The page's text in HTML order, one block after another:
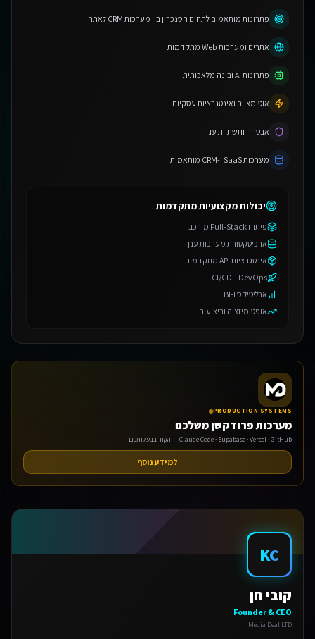
פתרונות מותאמים לתחום הסנכרון בין מערכות CRM לאתר
אתרים ומערכות Web מתקדמות
פתרונות AI ובינה מלאכותית
אוטומציות ואינטגרציות עסקיות
אבטחה ותשתיות ענן
מערכות SaaS ו-CRM מותאמות
יכולות מקצועיות מתקדמות
פיתוח Full-Stack מורכב
ארכיטקטורת מערכות ענן
אינטגרציות API מתקדמות
DevOps ו-CI/CD
אנליטיקס ו-BI
אופטימיזציה וביצועים
PRODUCTION SYSTEMS
מערכות פרודקשן משלכם
Claude Code · Supabase · Vercel · GitHub — הקוד בבעלותכם
למידע נוסף
KC
קובי חן
Founder & CEO
Media Deal LTD